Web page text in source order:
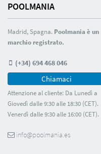
POOLMANIA
Madrid, Spagna. Poolmania è un
marchio registrato.
(+34) 694 468 046
Chiamaci
Attenzione al cliente: Da Lunedì a
Giovedì dalle 9:30 alle 18:30 (CET).
Venerdì dalle 9:30 alle 16:00 (CET).
info@poolmania.es